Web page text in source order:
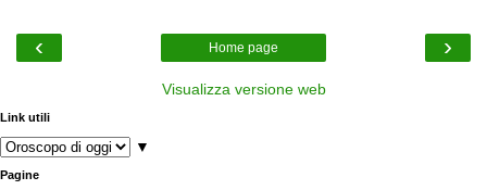
‹ ›
Home page
Visualizza versione web
Link utili
▼
Pagine